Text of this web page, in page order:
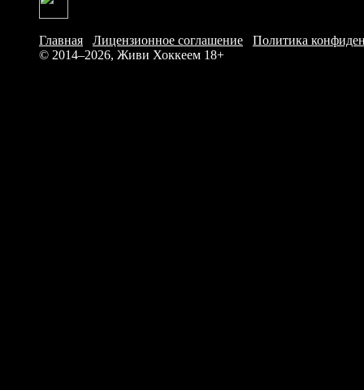
Главная Лицензионное соглашение
Политика
© 2014–2026, Живи Хоккеем 18+